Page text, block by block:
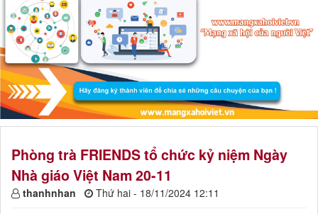
Phòng trà FRIENDS tổ chức kỷ niệm Ngày
Nhà giáo Việt Nam 20-11
thanhnhan Thứ hai - 18/11/2024 12:11